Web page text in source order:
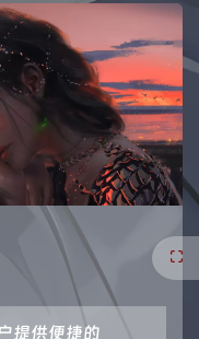
提供便捷的